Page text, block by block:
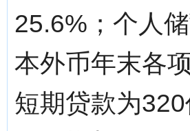
25.6%；个人
本外币年末各
短期贷款为